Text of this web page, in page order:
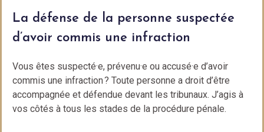
La défense de la personne suspectée
d’avoir commis une infraction
Vous êtes suspecté·e, prévenu·e ou accusé·e d’avoir
commis une infraction ? Toute personne a droit d’être
accompagnée et défendue devant les tribunaux. J’agis à
vos côtés à tous les stades de la procédure pénale.